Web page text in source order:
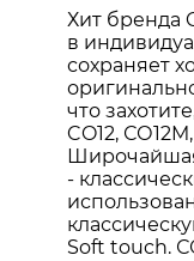
Хит бренда
в
сохраняет
что
CO12,
-
Soft touch.